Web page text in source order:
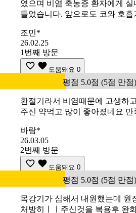
였으며 비염 축농증 환자에게
들었습니다. 앞으로도 코와 호흡
조민*
26.02.25
1번째 방문
도움돼요 0
평점 5.0점 (5점 만점)
환절기라서 비염때문에 고생하
주신 약먹고 많이 좋아졌네요
바람*
26.03.05
2번째 방문
도움돼요 0
평점 5.0점 (5점 만점)
목강기가 심해서 내원했는데 원
처방히ㅣㅣ주신것을 복용후 완